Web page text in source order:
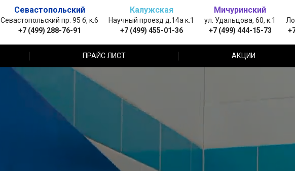
Севастопольский
Севастопольский пр. 95 б, к.6
+7 (499) 288-76-91
Калужская
Научный проезд д.14а к.1
+7 (499) 455-01-36
Мичуринский
ул. Удальцова, 60, к.1
+7 (499) 444-15-73
ПРАЙС ЛИСТ АКЦИИ